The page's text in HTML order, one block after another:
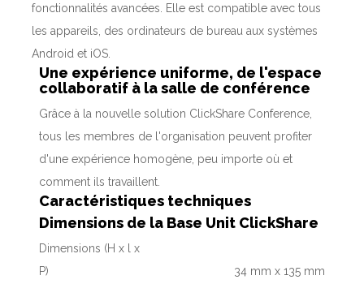
fonctionnalités avancées. Elle est compatible avec tous
les appareils, des ordinateurs de bureau aux systèmes
Android et iOS.
Une expérience uniforme, de l'espace
collaboratif à la salle de conférence
Grâce à la nouvelle solution ClickShare Conference,
tous les membres de l'organisation peuvent profiter
d'une expérience homogène, peu importe où et
comment ils travaillent.
Caractéristiques techniques
Dimensions de la Base Unit ClickShare
Dimensions (H x l x
P)
34 mm x 135 mm